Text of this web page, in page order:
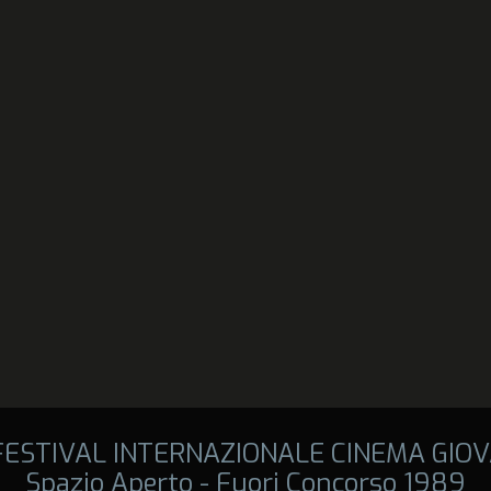
INTERNAZIONALE CINEMA
Spazio Aperto - Fuori Concorso 1989